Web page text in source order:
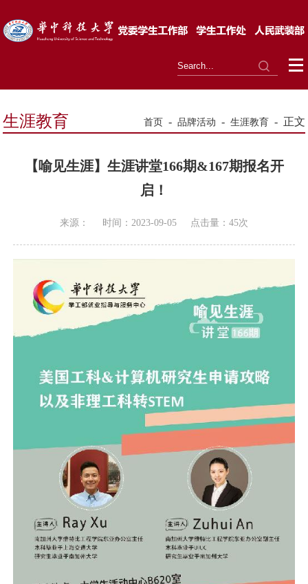
生涯教育 首页 - 品牌活动 - 生涯教育 - 正文
【喻见生涯】生涯讲堂166期&167期报名开
启！
来源： 时间：2023-09-05 点击量： 45次